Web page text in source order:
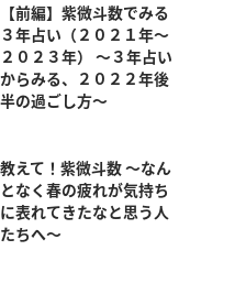
【前編】紫微斗数でみる
３年占い（２０２１年～
２０２３年） ～３年占い
からみる、２０２２年後
半の過ごし方～
教えて！紫微斗数 ～なん
となく春の疲れが気持ち
に表れてきたなと思う人
たちへ～